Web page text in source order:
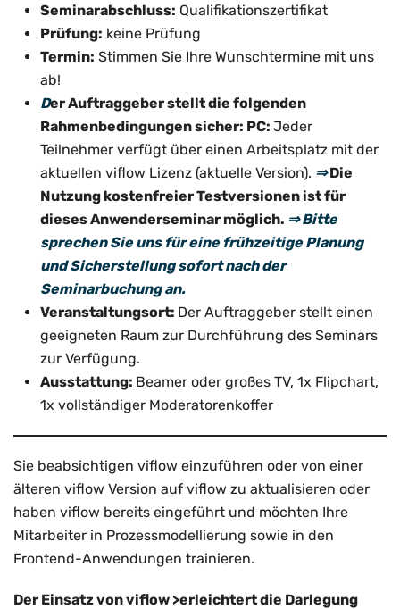
Seminarabschluss: Qualifikationszertifikat
Prüfung: keine Prüfung
Termin: Stimmen Sie Ihre Wunschtermine mit uns
ab!
Der Auftraggeber stellt die folgenden
Rahmenbedingungen sicher: PC: Jeder
Teilnehmer verfügt über einen Arbeitsplatz mit der
aktuellen viflow Lizenz (aktuelle Version). ⇒Die
Nutzung kostenfreier Testversionen ist für
dieses Anwenderseminar möglich. ⇒ Bitte
sprechen Sie uns für eine frühzeitige Planung
und Sicherstellung sofort nach der
Seminarbuchung an.
Veranstaltungsort: Der Auftraggeber stellt einen
geeigneten Raum zur Durchführung des Seminars
zur Verfügung.
Ausstattung: Beamer oder großes TV, 1x Flipchart,
1x vollständiger Moderatorenkoffer
Sie beabsichtigen viflow einzuführen oder von einer
älteren viflow Version auf viflow zu aktualisieren oder
haben viflow bereits eingeführt und möchten Ihre
Mitarbeiter in Prozessmodellierung sowie in den
Frontend-Anwendungen trainieren.
Der Einsatz von viflow >erleichtert die Darlegung